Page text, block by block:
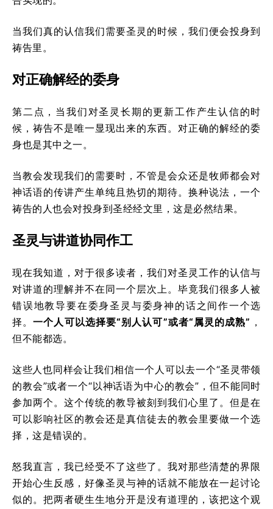
当我们真的认信我们需要圣灵的时候，我们便会投身到
祷告里。
对正确解经的委身
第二点，当我们对圣灵长期的更新工作产生认信的时
候，祷告不是唯一显现出来的东西。对正确的解经的委
身也是其中之一。
当教会发现我们的需要时，不管是会众还是牧师都会对
神话语的传讲产生单纯且热切的期待。换种说法，一个
祷告的人也会对投身到圣经经文里，这是必然结果。
圣灵与讲道协同作工
现在我知道，对于很多读者，我们对圣灵工作的认信与
对讲道的理解并不在同一个层次上。毕竟我们很多人被
错误地教导要在委身圣灵与委身神的话之间作一个选
择。一个人可以选择要“别人认可”或者“属灵的成熟” ，
但不能都选。
这些人也同样会让我们相信一个人可以去一个“圣灵带领
的教会”或者一个“以神话语为中心的教会”，但不能同时
参加两个。这个传统的教导被刻到我们心里了。但是在
可以影响社区的教会还是真信徒去的教会里要做一个选
择，这是错误的。
怒我直言，我已经受不了这些了。我对那些清楚的界限
开始心生反感，好像圣灵与神的话就不能放在一起讨论
似的。把两者硬生生地分开是没有道理的，该把这个观